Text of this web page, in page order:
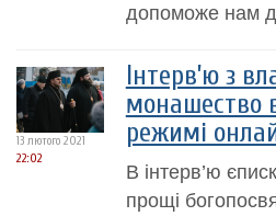
допоможе нам
13 лютого 2021
22:02
Інтерв’ю з
монашество
режимі
В інтерв’ю
прощі